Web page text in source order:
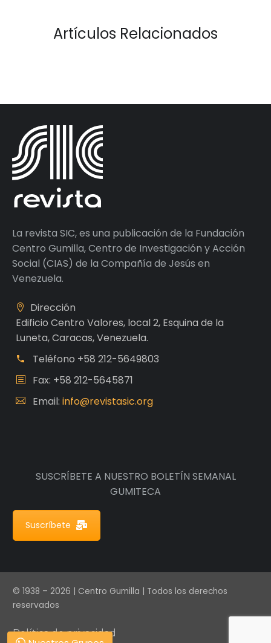
Artículos Relacionados
La revista SIC, es una publicación de la Fundación
Centro Gumilla, Centro de Investigación y Acción
Social (CIAS) de la Compañía de Jesús en
Venezuela.
Dirección
Edificio Centro Valores, local 2, Esquina de la
Luneta, Caracas, Venezuela.
Teléfono +58 212-5649803
Fax: +58 212-5645871
Email: info@revistasic.org
SUSCRÍBETE A NUESTRO BOLETÍN SEMANAL
GUMITECA
Suscríbete
© 1938 – 2026 | Centro Gumilla | Todos los derechos
reservados
Política de privacidad